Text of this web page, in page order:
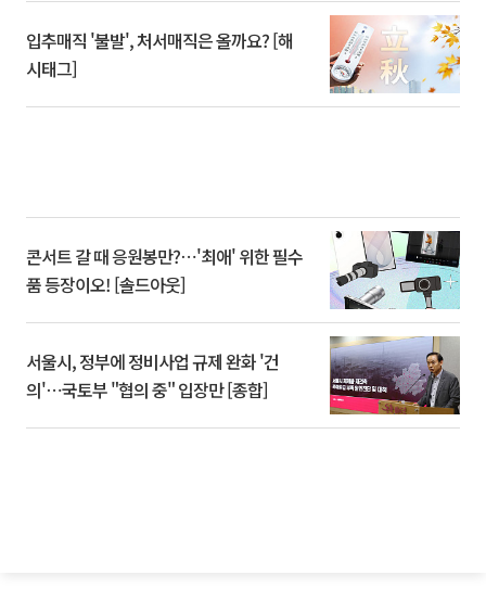
입추매직 '불발', 처서매직은 올까요? [해
시태그]
콘서트 갈 때 응원봉만?⋯'최애' 위한 필수
품 등장이오! [솔드아웃]
서울시, 정부에 정비사업 규제 완화 '건
의'⋯국토부 "협의 중" 입장만 [종합]